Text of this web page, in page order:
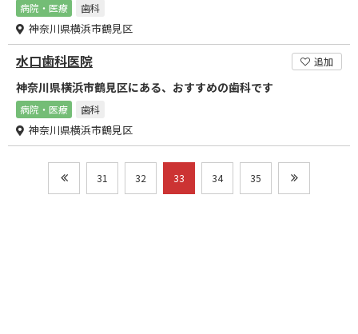
病院・医療 歯科
神奈川県横浜市鶴見区
水口歯科医院 追加
神奈川県横浜市鶴見区にある、おすすめの歯科です
病院・医療 歯科
神奈川県横浜市鶴見区
31 32 33 34 35